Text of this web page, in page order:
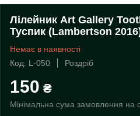
Лілейник Art Gallery
Туспик (Lambertson
Немає в наявності
Код: L-050
Роздріб
150 ₴
Мінімальна сума замовлення на